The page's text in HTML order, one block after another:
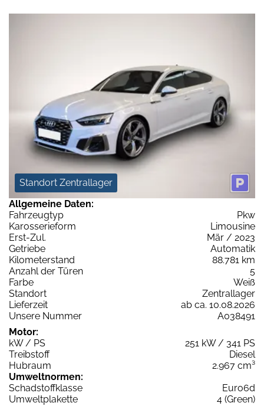
Standort Zentrallager
Allgemeine Daten:
Fahrzeugtyp
Pkw
Karosserieform
Limousine
Erst-Zul.
Mär / 2023
Getriebe
Automatik
Kilometerstand
88.781 km
Anzahl der Türen
5
Farbe
Weiß
Standort
Zentrallager
Lieferzeit
ab ca. 10.08.2026
Unsere Nummer
A038491
Motor:
kW / PS
251 kW / 341 PS
Treibstoff
Diesel
Hubraum
2.967 cm³
Umweltnormen:
Schadstoffklasse
Euro6d
Umweltplakette
4 (Green)